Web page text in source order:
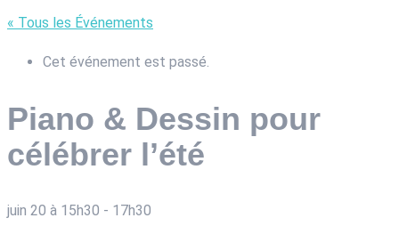
« Tous les Événements
Cet événement est passé.
Piano & Dessin pour
célébrer l’été
juin 20 à 15h30 - 17h30